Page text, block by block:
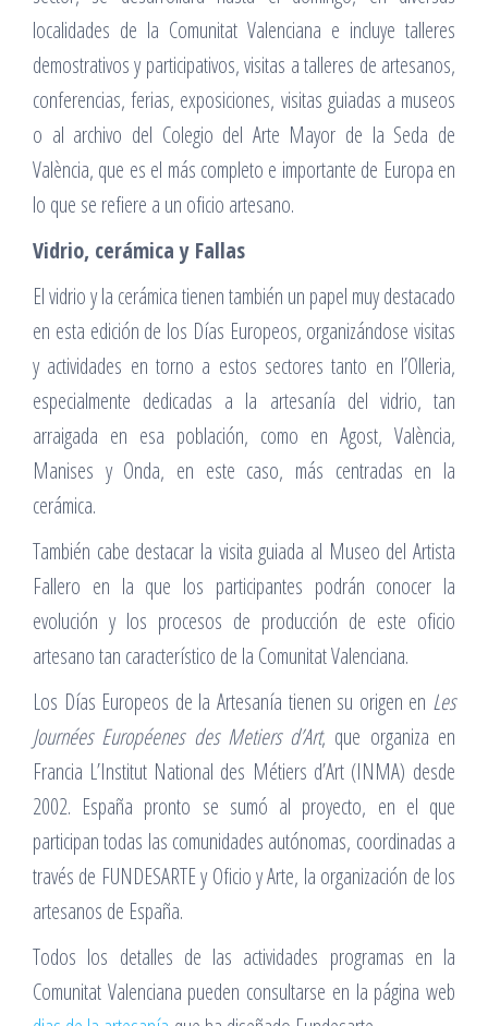
localidades de la Comunitat Valenciana e incluye talleres
demostrativos y participativos, visitas a talleres de artesanos,
conferencias, ferias, exposiciones, visitas guiadas a museos
o al archivo del Colegio del Arte Mayor de la Seda de
València, que es el más completo e importante de Europa en
lo que se refiere a un oficio artesano.
Vidrio, cerámica y Fallas
El vidrio y la cerámica tienen también un papel muy destacado
en esta edición de los Días Europeos, organizándose visitas
y actividades en torno a estos sectores tanto en l’Olleria,
especialmente dedicadas a la artesanía del vidrio, tan
arraigada en esa población, como en Agost, València,
Manises y Onda, en este caso, más centradas en la
cerámica.
También cabe destacar la visita guiada al Museo del Artista
Fallero en la que los participantes podrán conocer la
evolución y los procesos de producción de este oficio
artesano tan característico de la Comunitat Valenciana.
Los Días Europeos de la Artesanía tienen su origen en Les
Journées Européenes des Metiers d’Art, que organiza en
Francia L’Institut National des Métiers d’Art (INMA) desde
2002. España pronto se sumó al proyecto, en el que
participan todas las comunidades autónomas, coordinadas a
través de FUNDESARTE y Oficio y Arte, la organización de los
artesanos de España.
Todos los detalles de las actividades programas en la
Comunitat Valenciana pueden consultarse en la página web